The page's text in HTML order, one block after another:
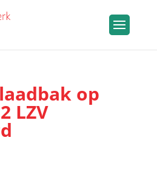
op
LZV